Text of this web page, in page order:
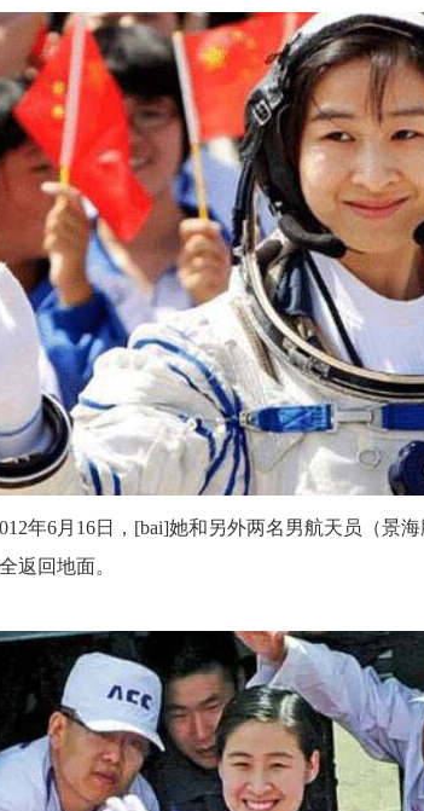
年6月16日，[bai]她和另外两名男航天员（景
返回地面。